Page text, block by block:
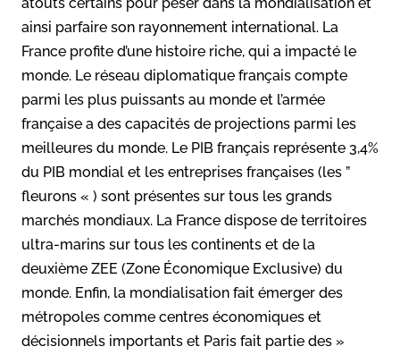
ainsi parfaire son rayonnement international. La
France profite d’une histoire riche, qui a impacté le
monde. Le réseau diplomatique français compte
parmi les plus puissants au monde et l’armée
française a des capacités de projections parmi les
meilleures du monde. Le PIB français représente 3,4%
du PIB mondial et les entreprises françaises (les ”
fleurons « ) sont présentes sur tous les grands
marchés mondiaux. La France dispose de territoires
ultra-marins sur tous les continents et de la
deuxième ZEE (Zone Économique Exclusive) du
monde. Enfin, la mondialisation fait émerger des
métropoles comme centres économiques et
décisionnels importants et Paris fait partie des »